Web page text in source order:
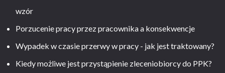
wzór
Porzucenie pracy przez pracownika a konsekwencje
Wypadek w czasie przerwy w pracy - jak jest traktowany?
Kiedy możliwe jest przystąpienie zleceniobiorcy do PPK?